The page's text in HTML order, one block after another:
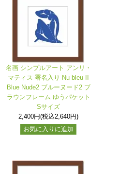
名画 シンプルアート アンリ・
マティス 署名入り Nu bleu II
Blue Nude2 ブルーヌード2 ブ
ラウンフレーム ゆうパケット
Sサイズ
2,400円(税込2,640円)
お気に入りに追加